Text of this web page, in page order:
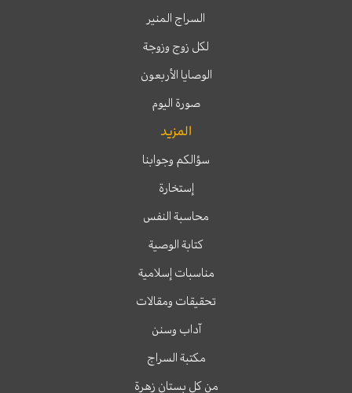
السراج المنير
لكل زوج وزوجة
الوصايا الأربعون
صورة اليوم
المزيد
سؤالكم وجوابنا
إستخارة
محاسبة النفس
كتابة الوصية
مناسبات إسلامية
تحقيقات ومقالات
آداب وسنن
مكتبة السراج
من كل بستان زهرة